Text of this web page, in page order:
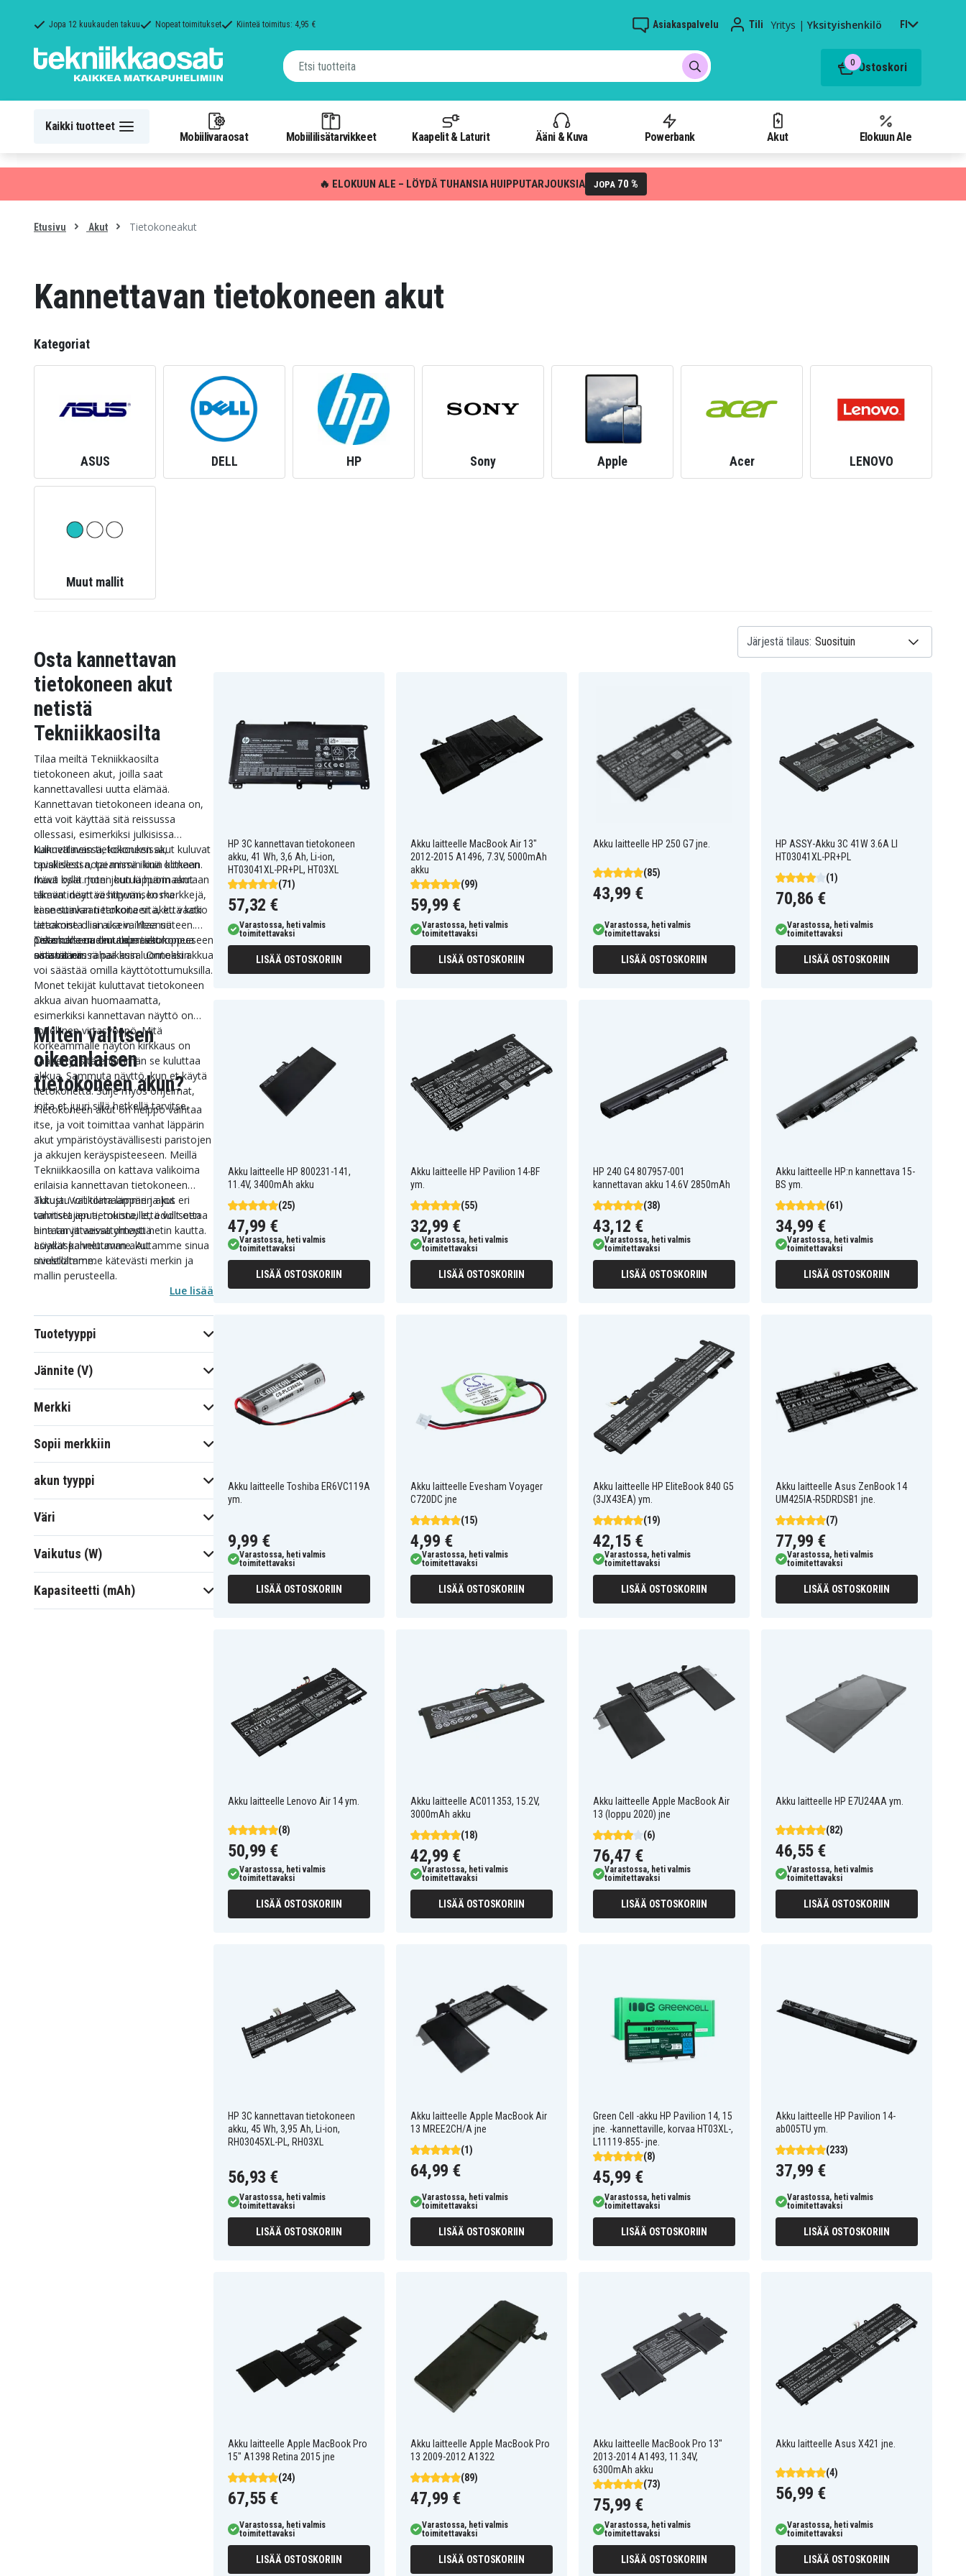
Jopa 12 kuukauden takuu Nopeat toimitukset Kiinteä toimitus: 4,95 € Asiakaspalvelu Tili Yritys | Yksityishenkilö FI
0 Ostoskori
Kaikki tuotteet
Mobiilivaraosat Mobiililisätarvikkeet Kaapelit & Laturit Ääni & Kuva Powerbank Akut Elokuun Ale
🔥 ELOKUUN ALE – LÖYDÄ TUHANSIA HUIPPUTARJOUKSIA JOPA 70 %
Etusivu Akut Tietokoneakut
Kannettavan tietokoneen akut
Kategoriat
ASUS DELL HP Sony Apple Acer LENOVO
Muut mallit
Osta kannettavan
tietokoneen akut
netistä
Tekniikkaosilta
Tilaa meiltä Tekniikkaosilta
tietokoneen akut, joilla saat
kannettavallesi uutta elämää.
Kannettavan tietokoneen ideana on,
että voit käyttää sitä reissussa
ollessasi, esimerkiksi julkisissa
kulkuvälineissä, kokouksissa,
opiskellessa, tai missä ikinä olitkaan.
Ikävä kyllä moni joutuu huomaamaan
tämän idean vesittyvän, koska
kannettavan tietokoneen akku vaatii
lataamista liian usein. Yleensä
pelastuksena on uuden akun
ostaminen.
Kannettavan tietokoneen akut kuluvat
tavallisesti nopeammin kuin koneen
muut osat. Joten kun läppärin akut
alkavat näyttää hiipumisen merkkejä,
ei se suinkaan tarkoita sitä, että koko
tietokone olisi aika vaihtaa uuteen.
Ostamalla uuden akun tietokoneeseen
säästät niin rahaa kuin luontoakin.
Tietokoneen akut tapaavat loppua
aina väärässä paikassa. Onneksi akkua
voi säästää omilla käyttötottumuksilla.
Monet tekijät kuluttavat tietokoneen
akkua aivan huomaamatta,
esimerkiksi kannettavan näyttö on
todellinen virtasyöppö. Mitä
korkeammalle näytön kirkkaus on
säädetty, sitä enemmän se kuluttaa
akkua. Sammuta näyttö, kun et käytä
tietokonetta. Sulje myös ohjelmat,
joita et juuri sillä hetkellä tarvitse.
Miten valitsen
oikeanlaisen
tietokoneen akun?
Tietokoneen akut on helppo vaihtaa
itse, ja voit toimittaa vanhat läppärin
akut ympäristöystävällisesti paristojen
ja akkujen keräyspisteeseen. Meillä
Tekniikkaosilla on kattava valikoima
erilaisia kannettavan tietokoneen
akkuja. Voit tilata läppärin akut eri
valmistajien tietokoneille, edulliseen
hintaan ja vaivattomasti netin kautta.
Löydät kannettavan akut
sivustoltamme kätevästi merkin ja
mallin perusteella.
Tutustu valikoimaamme ja jos
tarvitset apua, muista, että voit ottaa
aina tarvittaessa yhteyttä
asiakaspalveluumme. Autamme sinua
mielellämme.
Lue lisää
Tuotetyyppi
Jännite (V)
Merkki
Sopii merkkiin
akun tyyppi
Väri
Vaikutus (W)
Kapasiteetti (mAh)
Järjestä tilaus:
HP 3C kannettavan tietokoneen
akku, 41 Wh, 3,6 Ah, Li-ion,
HT03041XL-PR+PL, HT03XL
(71)
57,32 €
Varastossa, heti valmis
toimitettavaksi
LISÄÄ OSTOSKORIIN
Akku laitteelle MacBook Air 13"
2012-2015 A1496, 7.3V, 5000mAh
akku
(99)
59,99 €
Varastossa, heti valmis
toimitettavaksi
LISÄÄ OSTOSKORIIN
Akku laitteelle HP 250 G7 jne.
(85)
43,99 €
Varastossa, heti valmis
toimitettavaksi
LISÄÄ OSTOSKORIIN
HP ASSY-Akku 3C 41W 3.6A LI
HT03041XL-PR+PL
(1)
70,86 €
Varastossa, heti valmis
toimitettavaksi
LISÄÄ OSTOSKORIIN
Akku laitteelle HP 800231-141,
11.4V, 3400mAh akku
(25)
47,99 €
Varastossa, heti valmis
toimitettavaksi
LISÄÄ OSTOSKORIIN
Akku laitteelle HP Pavilion 14-BF
ym.
(55)
32,99 €
Varastossa, heti valmis
toimitettavaksi
LISÄÄ OSTOSKORIIN
HP 240 G4 807957-001
kannettavan akku 14.6V 2850mAh
(38)
43,12 €
Varastossa, heti valmis
toimitettavaksi
LISÄÄ OSTOSKORIIN
Akku laitteelle HP:n kannettava 15-
BS ym.
(61)
34,99 €
Varastossa, heti valmis
toimitettavaksi
LISÄÄ OSTOSKORIIN
Akku laitteelle Toshiba ER6VC119A
ym.
9,99 €
Varastossa, heti valmis
toimitettavaksi
LISÄÄ OSTOSKORIIN
Akku laitteelle Evesham Voyager
C720DC jne
(15)
4,99 €
Varastossa, heti valmis
toimitettavaksi
LISÄÄ OSTOSKORIIN
Akku laitteelle HP EliteBook 840 G5
(3JX43EA) ym.
(19)
42,15 €
Varastossa, heti valmis
toimitettavaksi
LISÄÄ OSTOSKORIIN
Akku laitteelle Asus ZenBook 14
UM425IA-R5DRDSB1 jne.
(7)
77,99 €
Varastossa, heti valmis
toimitettavaksi
LISÄÄ OSTOSKORIIN
Akku laitteelle Lenovo Air 14 ym.
(8)
50,99 €
Varastossa, heti valmis
toimitettavaksi
LISÄÄ OSTOSKORIIN
Akku laitteelle AC011353, 15.2V,
3000mAh akku
(18)
42,99 €
Varastossa, heti valmis
toimitettavaksi
LISÄÄ OSTOSKORIIN
Akku laitteelle Apple MacBook Air
13 (loppu 2020) jne
(6)
76,47 €
Varastossa, heti valmis
toimitettavaksi
LISÄÄ OSTOSKORIIN
Akku laitteelle HP E7U24AA ym.
(82)
46,55 €
Varastossa, heti valmis
toimitettavaksi
LISÄÄ OSTOSKORIIN
HP 3C kannettavan tietokoneen
akku, 45 Wh, 3,95 Ah, Li-ion,
RH03045XL-PL, RH03XL
56,93 €
Varastossa, heti valmis
toimitettavaksi
LISÄÄ OSTOSKORIIN
Akku laitteelle Apple MacBook Air
13 MREE2CH/A jne
(1)
64,99 €
Varastossa, heti valmis
toimitettavaksi
LISÄÄ OSTOSKORIIN
Green Cell -akku HP Pavilion 14, 15
jne. -kannettaville, korvaa HT03XL-,
L11119-855- jne.
(8)
45,99 €
Varastossa, heti valmis
toimitettavaksi
LISÄÄ OSTOSKORIIN
Akku laitteelle HP Pavilion 14-
ab005TU ym.
(233)
37,99 €
Varastossa, heti valmis
toimitettavaksi
LISÄÄ OSTOSKORIIN
Akku laitteelle Apple MacBook Pro
15" A1398 Retina 2015 jne
(24)
67,55 €
Varastossa, heti valmis
toimitettavaksi
LISÄÄ OSTOSKORIIN
Akku laitteelle Apple MacBook Pro
13 2009-2012 A1322
(89)
47,99 €
Varastossa, heti valmis
toimitettavaksi
LISÄÄ OSTOSKORIIN
Akku laitteelle MacBook Pro 13"
2013-2014 A1493, 11.34V,
6300mAh akku
(73)
75,99 €
Varastossa, heti valmis
toimitettavaksi
LISÄÄ OSTOSKORIIN
Akku laitteelle Asus X421 jne.
(4)
56,99 €
Varastossa, heti valmis
toimitettavaksi
LISÄÄ OSTOSKORIIN